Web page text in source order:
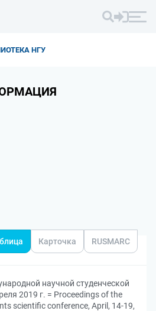
НГУ
Карточка RUSMARC
научной студенческой
2019 г. = Proceedings of the
scientific conference, April, 14-19,